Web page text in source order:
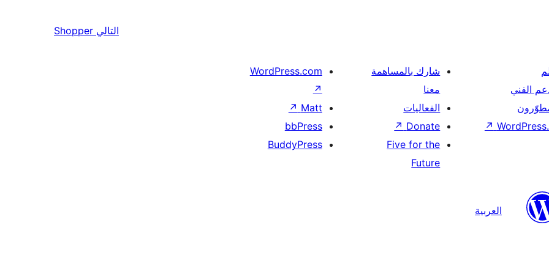
التالي Shopper
الفني
↗
شارك بالمساهمة
معنا
الفعاليات
Donate
↗
Five for the
Future
WordPress.com
↗
Matt
↗
bbPress
BuddyPress
العربية